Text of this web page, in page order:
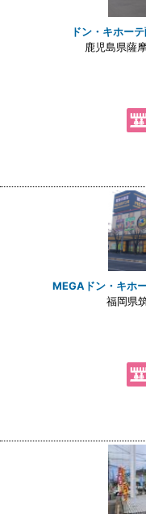
ドン・キホー
鹿児島県薩
MEGAドン・キホ
福岡県